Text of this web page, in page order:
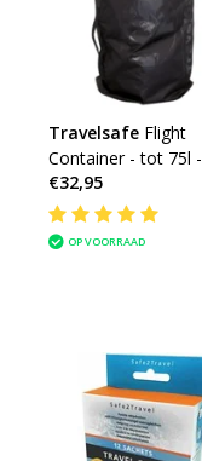
Travelsafe Flight
Container - tot 75l -
flightbag voor
backpacks
€32,95
OP VOORRAAD